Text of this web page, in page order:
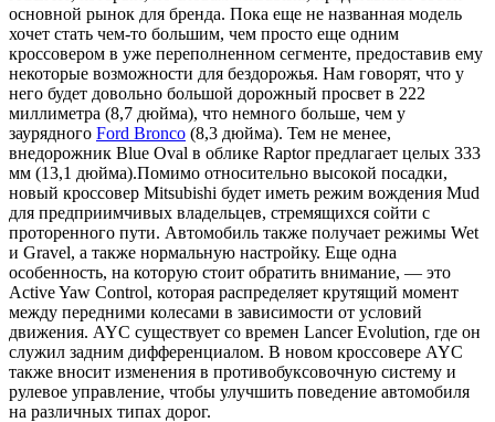
основной рынок для бренда. Пока еще не названная модель
хочет стать чем-то большим, чем просто еще одним
кроссовером в уже переполненном сегменте, предоставив ему
некоторые возможности для бездорожья. Нам говорят, что у
него будет довольно большой дорожный просвет в 222
миллиметра (8,7 дюйма), что немного больше, чем у
заурядного Ford Bronco (8,3 дюйма). Тем не менее,
внедорожник Blue Oval в облике Raptor предлагает целых 333
мм (13,1 дюйма).Помимо относительно высокой посадки,
новый кроссовер Mitsubishi будет иметь режим вождения Mud
для предприимчивых владельцев, стремящихся сойти с
проторенного пути. Автомобиль также получает режимы Wet
и Gravel, а также нормальную настройку. Еще одна
особенность, на которую стоит обратить внимание, — это
Active Yaw Control, которая распределяет крутящий момент
между передними колесами в зависимости от условий
движения. AYC существует со времен Lancer Evolution, где он
служил задним дифференциалом. В новом кроссовере AYC
также вносит изменения в противобуксовочную систему и
рулевое управление, чтобы улучшить поведение автомобиля
на различных типах дорог.